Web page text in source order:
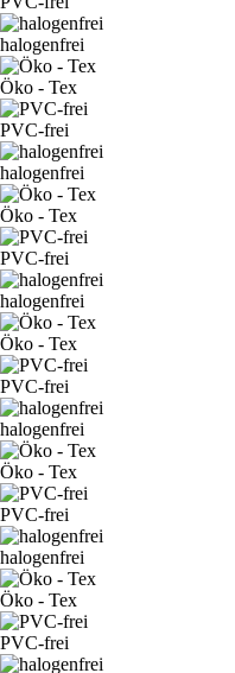
halogenfrei
Öko - Tex
PVC-frei
halogenfrei
Öko - Tex
PVC-frei
halogenfrei
Öko - Tex
PVC-frei
halogenfrei
Öko - Tex
PVC-frei
halogenfrei
Öko - Tex
PVC-frei